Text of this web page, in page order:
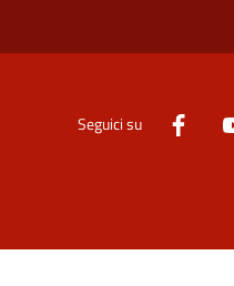
Seguici su